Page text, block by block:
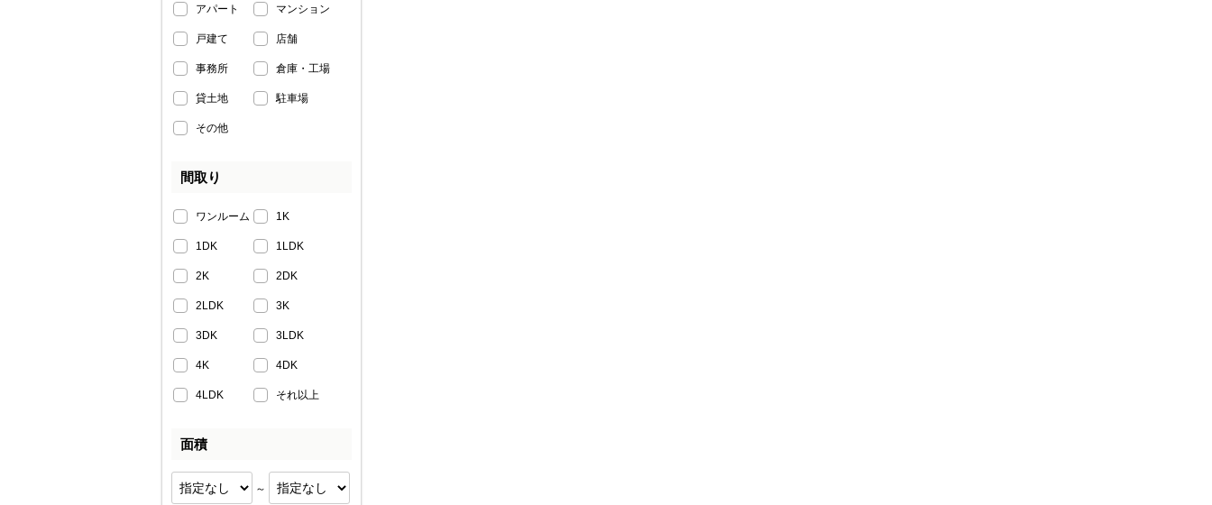
アパート マンション
戸建て 店舗
事務所 倉庫・工場
貸土地 駐車場
その他
間取り
ワンルーム 1K
1DK 1LDK
2K 2DK
2LDK 3K
3DK 3LDK
4K 4DK
4LDK それ以上
面積
～